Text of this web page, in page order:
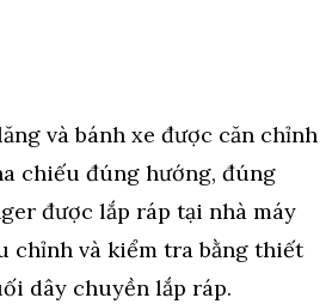
và bánh xe được căn chỉnh
chiếu đúng hướng, đúng
được lắp ráp tại nhà máy
chỉnh và kiểm tra bằng thiết
dây chuyền lắp ráp.